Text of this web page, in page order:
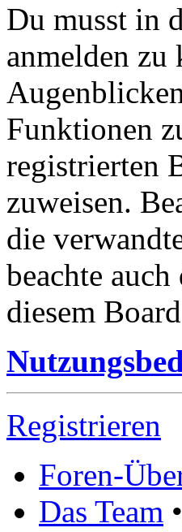
Du musst in
anmelden
Funktionen
registrierten
zuweisen.
die
beachte
diesem
Registrieren
Foren-
Das Team •